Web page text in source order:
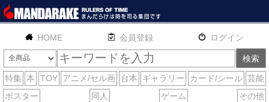
HOME English 通販 サイトマップ お問い合わせ